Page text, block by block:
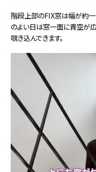
階段上部のFIX窓は幅が約一
のよい日は窓一面に青空が
覗き込んできます。